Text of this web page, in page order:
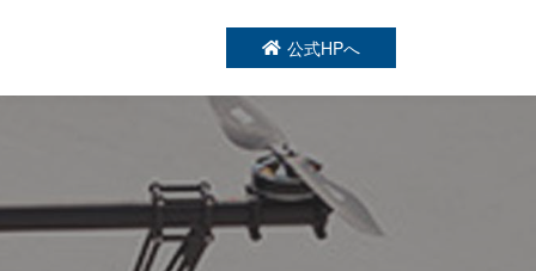
公式HPへ